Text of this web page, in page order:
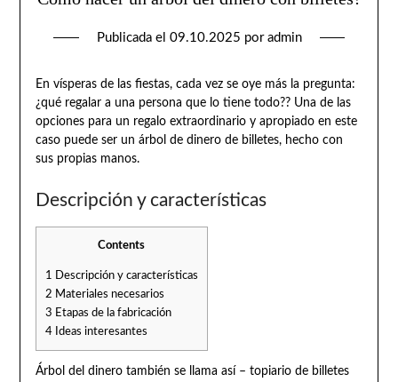
Publicada el 09.10.2025 por admin
En vísperas de las fiestas, cada vez se oye más la pregunta:
¿qué regalar a una persona que lo tiene todo?? Una de las
opciones para un regalo extraordinario y apropiado en este
caso puede ser un árbol de dinero de billetes, hecho con
sus propias manos.
Descripción y características
Contents
1 Descripción y características
2 Materiales necesarios
3 Etapas de la fabricación
4Ideas interesantes
Árbol del dinero también se llama así – topiario de billetes